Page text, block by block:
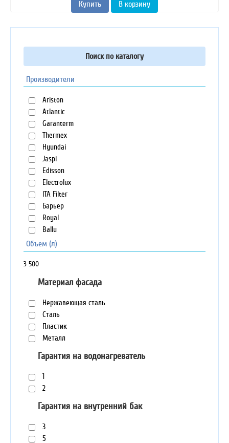
Купить
В корзину
Поиск по каталогу
Производители
Ariston
Atlantic
Garanterm
Thermex
Hyundai
Jaspi
Edisson
Electrolux
ITA Filter
Барьер
Royal
Ballu
Объем (л)
3 500
Материал фасада
Нержавеющая сталь
Сталь
Пластик
Металл
Гарантия на водонагреватель
1
2
Гарантия на внутренний бак
3
5